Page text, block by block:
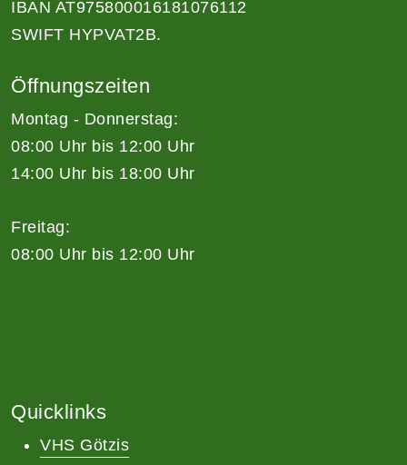
IBAN AT975800016181076112
SWIFT HYPVAT2B.
Öffnungszeiten
Montag - Donnerstag:
08:00 Uhr bis 12:00 Uhr
14:00 Uhr bis 18:00 Uhr
Freitag:
08:00 Uhr bis 12:00 Uhr
Quicklinks
VHS Götzis